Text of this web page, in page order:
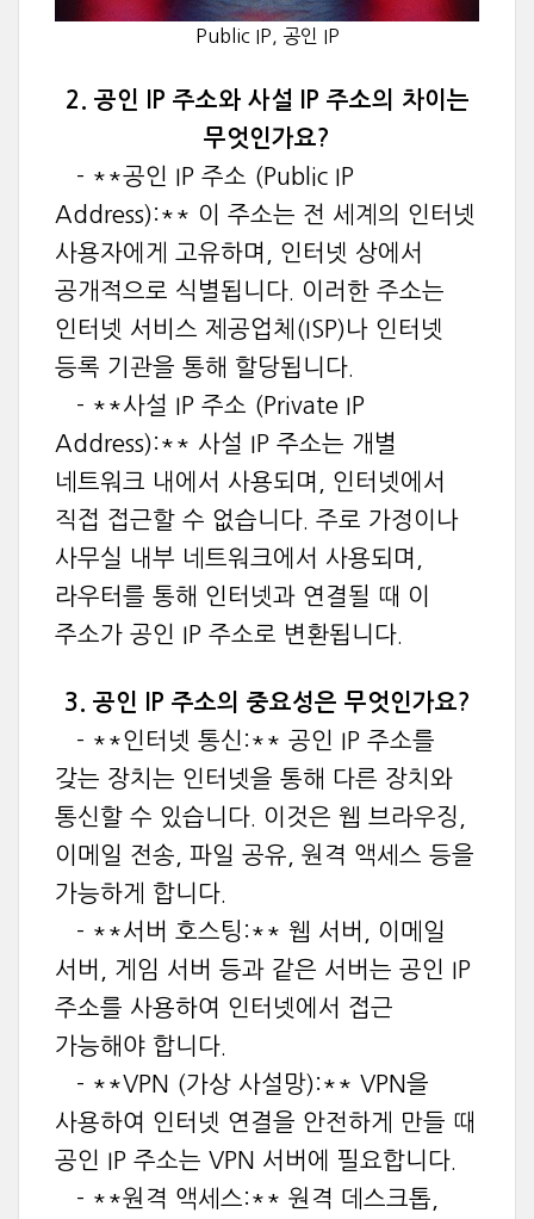
Public IP, 공인 IP
2. 공인 IP 주소와 사설 IP 주소의 차이는
무엇인가요?
- **공인 IP 주소 (Public IP
Address):** 이 주소는 전 세계의 인터넷
사용자에게 고유하며, 인터넷 상에서
공개적으로 식별됩니다. 이러한 주소는
인터넷 서비스 제공업체(ISP)나 인터넷
등록 기관을 통해 할당됩니다.
- **사설 IP 주소 (Private IP
Address):** 사설 IP 주소는 개별
네트워크 내에서 사용되며, 인터넷에서
직접 접근할 수 없습니다. 주로 가정이나
사무실 내부 네트워크에서 사용되며,
라우터를 통해 인터넷과 연결될 때 이
주소가 공인 IP 주소로 변환됩니다.
3. 공인 IP 주소의 중요성은 무엇인가요?
- **인터넷 통신:** 공인 IP 주소를
갖는 장치는 인터넷을 통해 다른 장치와
통신할 수 있습니다. 이것은 웹 브라우징,
이메일 전송, 파일 공유, 원격 액세스 등을
가능하게 합니다.
- **서버 호스팅:** 웹 서버, 이메일
서버, 게임 서버 등과 같은 서버는 공인 IP
주소를 사용하여 인터넷에서 접근
가능해야 합니다.
- **VPN (가상 사설망):** VPN을
사용하여 인터넷 연결을 안전하게 만들 때
공인 IP 주소는 VPN 서버에 필요합니다.
- **원격 액세스:** 원격 데스크톱,